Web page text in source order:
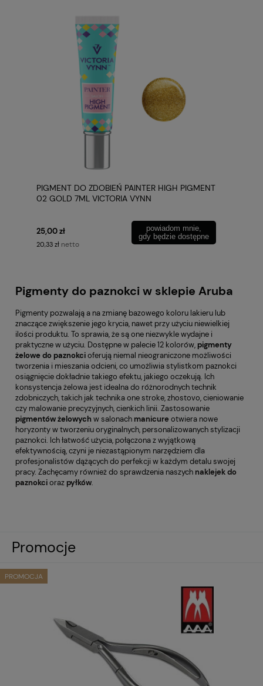
PIGMENT DO ZDOBIEŃ PAINTER HIGH PIGMENT
02 GOLD 7ML VICTORIA VYNN
25,00 zł
20,33 zł netto
powiadom mnie,
gdy będzie dostępne
Pigmenty do paznokci w sklepie Aruba
Pigmenty pozwalają a na zmianę bazowego koloru lakieru lub
znaczące zwiększenie jego krycia, nawet przy użyciu niewielkiej
ilości produktu. To sprawia, że są one niezwykle wydajne i
praktyczne w użyciu. Dostępne w palecie 12 kolorów, pigmenty
żelowedo paznokcioferują niemal nieograniczone możliwości
tworzenia i mieszania odcieni, co umożliwia stylistkom paznokci
osiągnięcie dokładnie takiego efektu, jakiego oczekują. Ich
konsystencja żelowa jest idealna do różnorodnych technik
zdobniczych, takich jak technika one stroke, zhostovo, cieniowanie
czy malowanie precyzyjnych, cienkich linii. Zastosowanie
pigmentów żelowych w salonach manicureotwiera nowe
horyzonty w tworzeniu oryginalnych, personalizowanych stylizacji
paznokci. Ich łatwość użycia, połączona z wyjątkową
efektywnością, czyni je niezastąpionym narzędziem dla
profesjonalistów dążących do perfekcji w każdym detalu swojej
pracy. Zachęcamy również do sprawdzenia naszych naklejek do
paznokcioraz pyłków.
Promocje
PROMOCJA